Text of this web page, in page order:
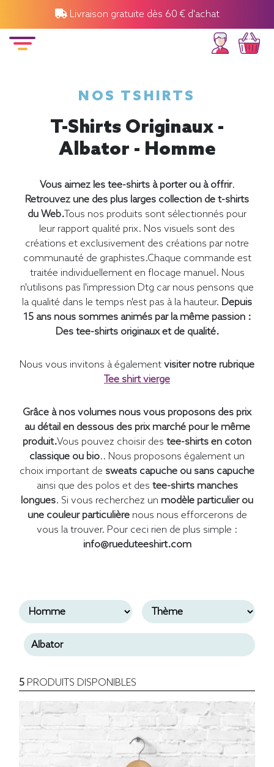
Livraison gratuite dès 60 € d'achat
NOS TSHIRTS
T-Shirts Originaux -
Albator - Homme
Vous aimez les tee-shirts à porter ou à offrir.
Retrouvez une des plus larges collection de t-shirts
du Web.Tous nos produits sont sélectionnés pour
leur rapport qualité prix. Nos visuels sont des
créations et exclusivement des créations par notre
communauté de graphistes.Chaque commande est
traitée individuellement en flocage manuel. Nous
n'utilisons pas l'impression Dtg car nous pensons que
la qualité dans le temps n'est pas à la hauteur. Depuis
15 ans nous sommes animés par la même passion :
Des tee-shirts originaux et de qualité.
Nous vous invitons à également visiter notre rubrique
Tee shirt vierge
Grâce à nos volumes nous vous proposons des prix
au détail en dessous des prix marché pour le même
produit.Vous pouvez choisir des tee-shirts en coton
classique ou bio.. Nous proposons également un
choix important de sweats capuche ou sans capuche
ainsi que des polos et des tee-shirts manches
longues. Si vous recherchez un modèle particulier ou
une couleur particulièrenous nous efforcerons de
vous la trouver. Pour ceci rien de plus simple :
info@rueduteeshirt.com
5 PRODUITS DISPONIBLES